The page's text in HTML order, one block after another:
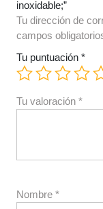
inoxidable;”
Tu dirección de
campos
Tu puntuación *
Tu valoración *
Nombre *